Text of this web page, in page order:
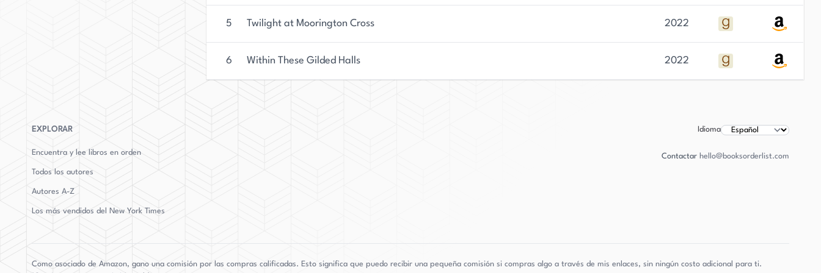
5 Twilight at Moorington Cross 2022
6 Within These Gilded Halls 2022
EXPLORAR
Encuentra y lee libros en orden
Todos los autores
Autores A-Z
Los más vendidos del New York Times
Idioma
Contactar hello@booksorderlist.com
Como asociado de Amazon, gano una comisión por las compras calificadas. Esto significa que puedo recibir una pequeña comisión si compras algo a través de mis enlaces, sin ningún costo adicional para ti.